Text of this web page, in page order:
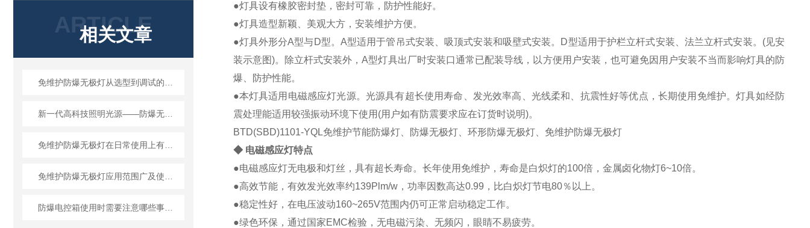
ARTICLE
相关文章
●灯具设有橡胶密封垫，密封可靠，防护性能好。
●灯具造型新颖、美观大方，安装维护方便。
●灯具外形分A型与D型。A型适用于管吊式安装、吸顶式安装和吸壁式安装。D型适用于护栏立杆式安装、法兰立杆式安装。(见安
装示意图)。除立杆式安装外，A型灯具出厂时安装口通常已配装导线，以方便用户安装，也可避免因用户安装不当而影响灯具的防
爆、防护性能。
●本灯具适用电磁感应灯光源。光源具有超长使用寿命、发光效率高、光线柔和、抗震性好等优点，长期使用免维护。灯具如经防
震处理能适用较强振动环境下使用(用户如有防震要求应在订货时说明)。
BTD(SBD)1101-YQL免维护节能防爆灯、防爆无极灯、环形防爆无极灯、免维护防爆无极灯
◆ 电磁感应灯特点
●电磁感应灯无电极和灯丝，具有超长寿命。长年使用免维护，寿命是白炽灯的100倍，金属卤化物灯6~10倍。
●高效节能，有效发光效率约139Plm/w，功率因数高达0.99，比白炽灯节电80％以上。
●稳定性好，在电压波动160~265V范围内仍可正常启动稳定工作。
●绿色环保，通过国家EMC检验，无电磁污染、无频闪，眼睛不易疲劳。